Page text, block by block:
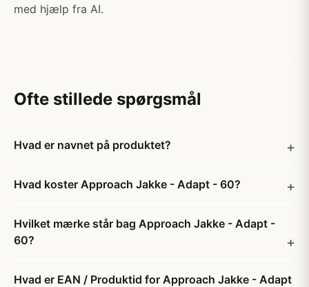
med hjælp fra AI.
Ofte stillede spørgsmål
Hvad er navnet på produktet?
Hvad koster Approach Jakke - Adapt - 60?
Hvilket mærke står bag Approach Jakke - Adapt -
60?
Hvad er EAN / Produktid for Approach Jakke - Adapt